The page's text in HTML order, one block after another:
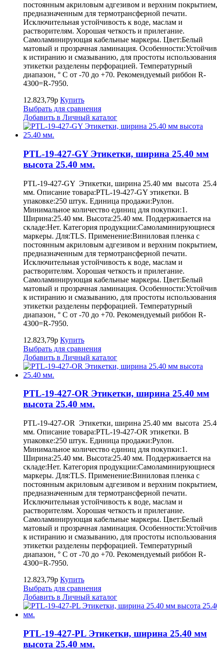
постоянным акриловым адгезивом и верхним покрытием,
предназначенным для термотрансферной печати.
Исключительная устойчивость к воде, маслам и
растворителям. Хорошая четкость и прилегание.
Самоламинирующая кабельные маркеры. Цвет:Белый
матовый и прозрачная ламинация. Особенности:Устойчив
к истиранию и смазыванию, для простоты использования
этикетки разделены перфорацией. Температурный
диапазон, ° С от -70 до +70. Рекомендуемый риббон R-
4300=R-7950.
12.823,79р Купить
Выбрать для сравнения
Добавить в Личный каталог
PTL-19-427-GY Этикетки, ширина 25.40 мм
высота 25.40 мм.
PTL-19-427-GY Этикетки, ширина 25.40 мм высота
мм. Описание товара:PTL-19-427-GY этикетки. В
упаковке:250 штук. Единица продажи:Рулон.
Минимальное количество единиц для покупки:1.
Ширина:25.40 мм. Высота:25.40 мм. Поддерживается на
складе:Нет. Категория продукции:Самоламинирующиеся
маркеры. Для:TLS. Применение:Виниловая пленка с
постоянным акриловым адгезивом и верхним покрытием,
предназначенным для термотрансферной печати.
Исключительная устойчивость к воде, маслам и
растворителям. Хорошая четкость и прилегание.
Самоламинирующая кабельные маркеры. Цвет:Белый
матовый и прозрачная ламинация. Особенности:Устойчив
к истиранию и смазыванию, для простоты использования
этикетки разделены перфорацией. Температурный
диапазон, ° С от -70 до +70. Рекомендуемый риббон R-
4300=R-7950.
12.823,79р Купить
Выбрать для сравнения
Добавить в Личный каталог
PTL-19-427-OR Этикетки, ширина 25.40 мм
высота 25.40 мм.
PTL-19-427-OR Этикетки, ширина 25.40 мм высота
мм. Описание товара:PTL-19-427-OR этикетки. В
упаковке:250 штук. Единица продажи:Рулон.
Минимальное количество единиц для покупки:1.
Ширина:25.40 мм. Высота:25.40 мм. Поддерживается на
складе:Нет. Категория продукции:Самоламинирующиеся
маркеры. Для:TLS. Применение:Виниловая пленка с
постоянным акриловым адгезивом и верхним покрытием,
предназначенным для термотрансферной печати.
Исключительная устойчивость к воде, маслам и
растворителям. Хорошая четкость и прилегание.
Самоламинирующая кабельные маркеры. Цвет:Белый
матовый и прозрачная ламинация. Особенности:Устойчив
к истиранию и смазыванию, для простоты использования
этикетки разделены перфорацией. Температурный
диапазон, ° С от -70 до +70. Рекомендуемый риббон R-
4300=R-7950.
12.823,79р Купить
Выбрать для сравнения
Добавить в Личный каталог
PTL-19-427-PL Этикетки, ширина 25.40 мм
высота 25.40 мм.